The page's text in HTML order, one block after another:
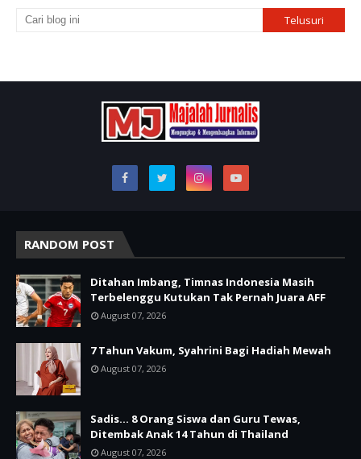
RANDOM POST
Ditahan Imbang, Timnas Indonesia Masih
Terbelenggu Kutukan Tak Pernah Juara AFF
August 07, 2026
7 Tahun Vakum, Syahrini Bagi Hadiah Mewah
August 07, 2026
Sadis… 8 Orang Siswa dan Guru Tewas,
Ditembak Anak 14 Tahun di Thailand
August 07, 2026